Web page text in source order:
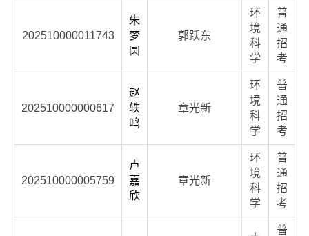
202510000011743
朱
梦
圆
郭跃东
环
境
科
学
普
通
招
考
202510000000617
赵
轶
鸣
章光新
环
境
科
学
普
通
招
考
202510000005759
卢
嘉
欣
章光新
环
境
科
学
普
通
招
考
普